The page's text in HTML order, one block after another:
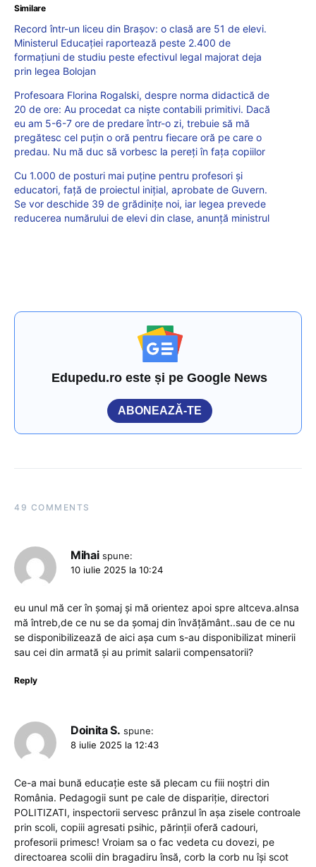
Similare
Record într-un liceu din Brașov: o clasă are 51 de elevi.
Ministerul Educației raportează peste 2.400 de
formațiuni de studiu peste efectivul legal majorat deja
prin legea Bolojan
Profesoara Florina Rogalski, despre norma didactică de
20 de ore: Au procedat ca niște contabili primitivi. Dacă
eu am 5-6-7 ore de predare într-o zi, trebuie să mă
pregătesc cel puțin o oră pentru fiecare oră pe care o
predau. Nu mă duc să vorbesc la pereți în fața copiilor
Cu 1.000 de posturi mai puține pentru profesori și
educatori, față de proiectul inițial, aprobate de Guvern.
Se vor deschide 39 de grădinițe noi, iar legea prevede
reducerea numărului de elevi din clase, anunță ministrul
Edupedu.ro este și pe Google News
ABONEAZĂ-TE
49 COMMENTS
Mihai spune:
10 iulie 2025 la 10:24
eu unul mă cer în șomaj și mă orientez apoi spre altceva.aInsa
mă întreb,de ce nu se da șomaj din învățământ..sau de ce nu
se disponibilizează de aici așa cum s-au disponibilizat minerii
sau cei din armată și au primit salarii compensatorii?
Reply
Doinita S. spune:
8 iulie 2025 la 12:43
Ce-a mai bună educație este să plecam cu fiii noștri din
România. Pedagogii sunt pe cale de dispariție, directori
POLITIZATI, inspectorii servesc prânzul în așa zisele controale
prin scoli, copiii agresati psihic, părinții oferă cadouri,
profesorii primesc! Vroiam sa o fac vedeta cu dovezi, pe
directoarea scolii din bragadiru însă, corb la corb nu își scot